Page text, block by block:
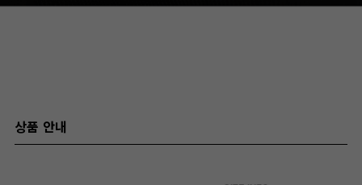
상품 안내